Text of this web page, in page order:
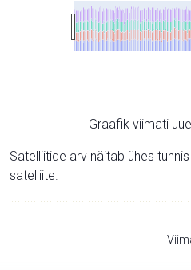
Graafik viimati
Satelliitide arv näitab ühes
satelliite.